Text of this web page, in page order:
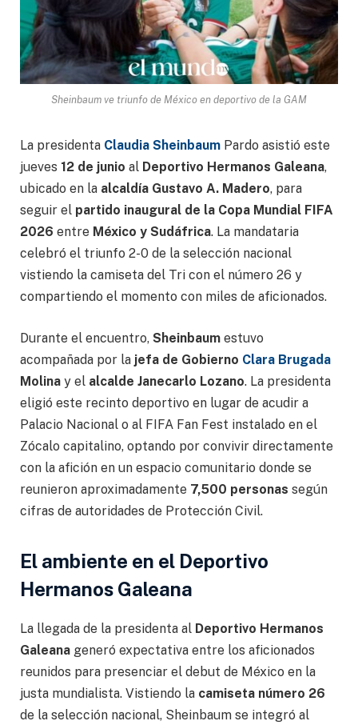
Sheinbaum ve triunfo de México en deportivo de la GAM
La presidenta Claudia Sheinbaum Pardo asistió este
jueves 12 de junio al Deportivo Hermanos Galeana,
ubicado en la alcaldía Gustavo A. Madero, para
seguir el partido inaugural de la Copa Mundial FIFA
2026 entre México y Sudáfrica. La mandataria
celebró el triunfo 2-0 de la selección nacional
vistiendo la camiseta del Tri con el número 26 y
compartiendo el momento con miles de aficionados.
Durante el encuentro, Sheinbaum estuvo
acompañada por la jefa de Gobierno Clara Brugada
Molina y el alcalde Janecarlo Lozano. La presidenta
eligió este recinto deportivo en lugar de acudir a
Palacio Nacional o al FIFA Fan Fest instalado en el
Zócalo capitalino, optando por convivir directamente
con la afición en un espacio comunitario donde se
reunieron aproximadamente 7,500 personas según
cifras de autoridades de Protección Civil.
El ambiente en el Deportivo
Hermanos Galeana
La llegada de la presidenta al Deportivo Hermanos
Galeana generó expectativa entre los aficionados
reunidos para presenciar el debut de México en la
justa mundialista. Vistiendo la camiseta número 26
de la selección nacional, Sheinbaum se integró al